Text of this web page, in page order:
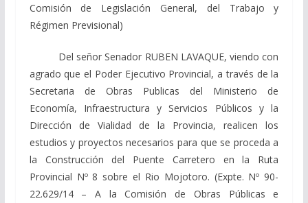
Comisión de Legislación General, del Trabajo y
Régimen Previsional)
Del señor Senador RUBEN LAVAQUE, viendo con
agrado que el Poder Ejecutivo Provincial, a través de la
Secretaria de Obras Publicas del Ministerio de
Economía, Infraestructura y Servicios Públicos y la
Dirección de Vialidad de la Provincia, realicen los
estudios y proyectos necesarios para que se proceda a
la Construcción del Puente Carretero en la Ruta
Provincial Nº 8 sobre el Rio Mojotoro. (Expte. Nº 90-
22.629/14 – A la Comisión de Obras Públicas e